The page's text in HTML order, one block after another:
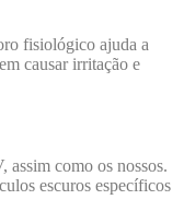
fisiológico ajuda a
causar irritação e
assim como os nossos.
escuros específicos